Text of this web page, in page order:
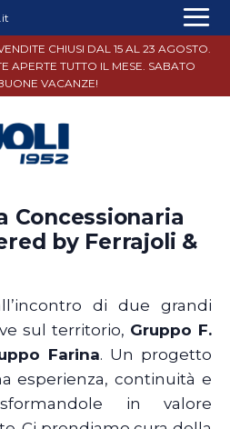
CHIUSI DAL 15 AL 23 AGOSTO.
APERTE TUTTO IL MESE. SABATO
VACANZE!
Concessionaria
by Ferrajoli &
di due grandi
sul territorio, Gruppo F.
Farina. Un progetto
esperienza, continuità e
in valore